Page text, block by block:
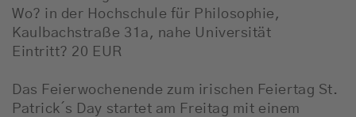
Wo? in der Hochschule für Philosophie,
Kaulbachstraße 31a, nahe Universität
Eintritt? 20 EUR
Das Feierwochenende zum irischen Feiertag St.
Patrick´s Day startet am Freitag mit einem